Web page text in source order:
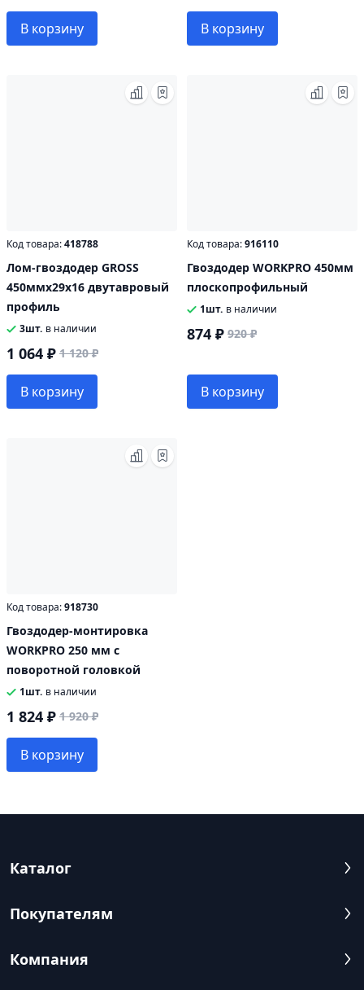
В корзину В корзину
Код товара:418788
Лом-гвоздодер GROSS
450ммх29х16 двутавровый
профиль
3шт. в наличии
1 064 ₽ 1 120 ₽
В корзину
Код товара:916110
Гвоздодер WORKPRO 450мм
плоскопрофильный
1шт. в наличии
874 ₽ 920 ₽
В корзину
Код товара:918730
Гвоздодер-монтировка
WORKPRO 250 мм с
поворотной головкой
1шт. в наличии
1 824 ₽ 1 920 ₽
В корзину
Каталог
Покупателям
Компания